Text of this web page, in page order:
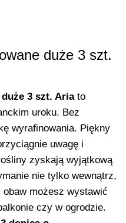
duże 3 szt.
3 szt. Ariato
uroku. Bez
wyrafinowania. Piękny
uwagę i
zyskają wyjątkową
nie tylko wewnątrz,
możesz wystawić
czy w ogrodzie.